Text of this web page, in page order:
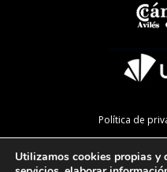
Política de
Utilizamos cookies propias y